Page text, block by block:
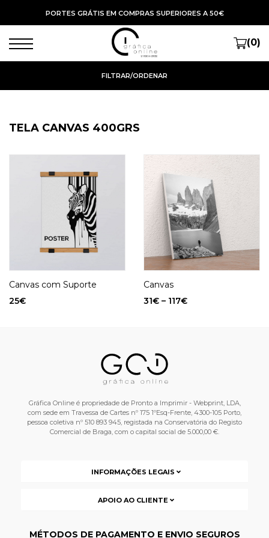
PORTES GRÁTIS EM COMPRAS SUPERIORES A 50€
(0)
FILTRAR/ORDENAR
TELA CANVAS 400GRS
Canvas com Suporte
25€
Canvas
31€ – 117€
Gráfica Online é propriedade de Pronto a Imprimir - Webprint, LDA,
com sede em Travessa de Cartes nº 175 1ºEsq-Frente, 4300-105 Porto,
pessoa coletiva nº 510 893 945, registada na Conservatória do Registo
Comercial de Braga, com o capital social de 5.000,00 €.
INFORMAÇÕES LEGAIS
APOIO AO CLIENTE
MÉTODOS DE PAGAMENTO E ENVIO SEGUROS